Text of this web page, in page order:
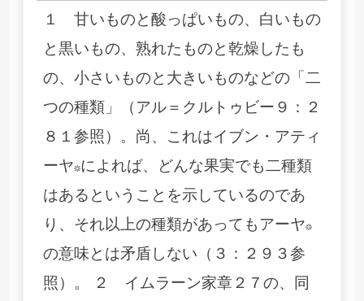
１ 甘いものと酸っぱいもの、白いもの
と黒いもの、熟れたものと乾燥したも
の、小さいものと大きいものなどの「二
つの種類」（アル＝クルトゥビー９：２
８１参照）。尚、これはイブン・アティ
ーヤ*によれば、どんな果実でも二種類
はあるということを示しているのであ
り、それ以上の種類があってもアーヤ*
の意味とは矛盾しない（３：２９３参
照）。 ２ イムラーン家章２７の、同